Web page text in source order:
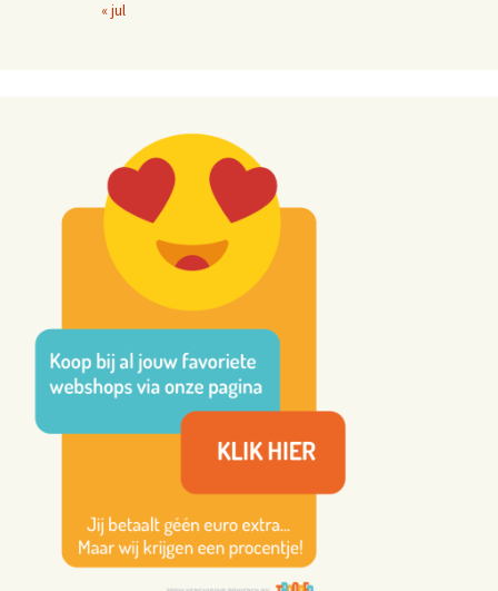
« jul